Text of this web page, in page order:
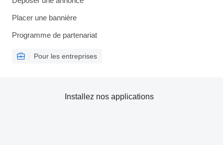
Placer une bannière
Programme de partenariat
Pour les entreprises
Installez nos applications